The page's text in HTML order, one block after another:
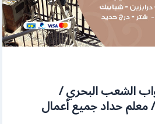
الشعب البحري /
56585569 / معلم حداد جميع أعمال